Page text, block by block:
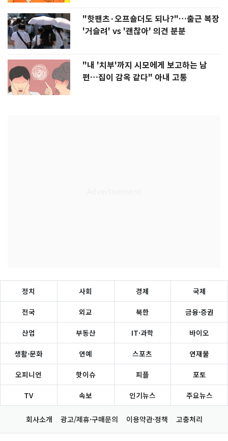
"핫팬츠·오프숄더도 되나?"…출근 복장
'거슬려' vs '괜찮아' 의견 분분
"내 '치부'까지 시모에게 보고하는 남
편…집이 감옥 같다" 아내 고통
정치 사회 경제 국제
전국 외교 북한 금융·증권
산업 부동산 IT·과학 바이오
생활·문화 연예 스포츠 연재물
오피니언 핫이슈 피플 포토
TV 속보 인기뉴스 주요뉴스
회사소개 광고/제휴·구매문의 이용약관·정책 고충처리